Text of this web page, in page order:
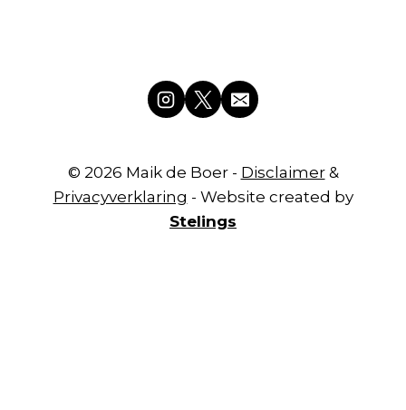
© 2026 Maik de Boer - Disclaimer&
Privacyverklaring - Website created by
Stelings